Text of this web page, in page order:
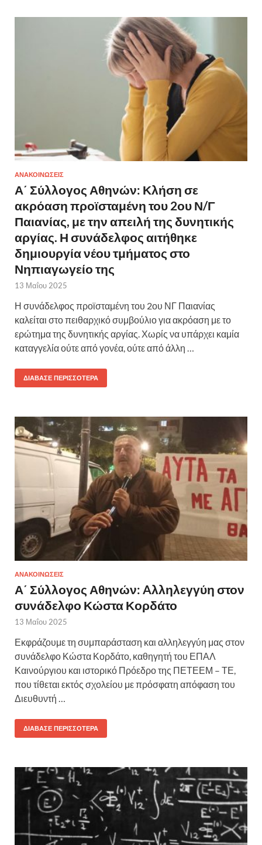
ΑΝΑΚΟΙΝΩΣΕΙΣ
Α΄ Σύλλογος Αθηνών: Κλήση σε
ακρόαση προϊσταμένη του 2ου Ν/Γ
Παιανίας, με την απειλή της δυνητικής
αργίας. Η συνάδελφος αιτήθηκε
δημιουργία νέου τμήματος στο
Νηπιαγωγείο της
13 Μαΐου 2025
Η συνάδελφος προϊσταμένη του 2ου ΝΓ Παιανίας
καλείται στο πειθαρχικό συμβούλιο για ακρόαση με το
ερώτημα της δυνητικής αργίας. Χωρίς να υπάρχει καμία
καταγγελία ούτε από γονέα, ούτε από άλλη …
ΔΙΆΒΑΣΕ ΠΕΡΙΣΣΌΤΕΡΑ
ΑΝΑΚΟΙΝΩΣΕΙΣ
Α΄ Σύλλογος Αθηνών: Aλληλεγγύη στον
συνάδελφο Κώστα Κορδάτο
13 Μαΐου 2025
Εκφράζουμε τη συμπαράσταση και αλληλεγγύη μας στον
συνάδελφο Κώστα Κορδάτο, καθηγητή του ΕΠΑΛ
Καινούργιου και ιστορικό Πρόεδρο της ΠΕΤΕΕΜ – ΤΕ,
που τίθεται εκτός σχολείου με πρόσφατη απόφαση του
Διευθυντή …
ΔΙΆΒΑΣΕ ΠΕΡΙΣΣΌΤΕΡΑ